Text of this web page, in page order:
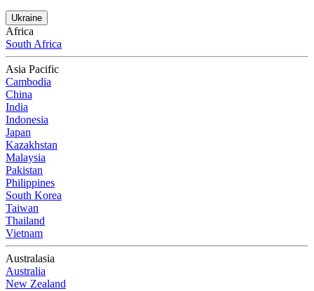
Ukraine
Africa
South Africa
Asia Pacific
Cambodia
China
India
Indonesia
Japan
Kazakhstan
Malaysia
Pakistan
Philippines
South Korea
Taiwan
Thailand
Vietnam
Australasia
Australia
New Zealand